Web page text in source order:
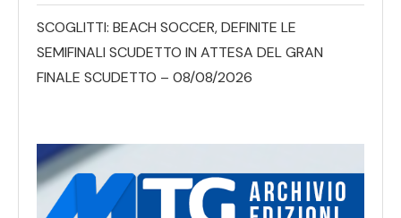
SCOGLITTI: BEACH SOCCER, DEFINITE LE
SEMIFINALI SCUDETTO IN ATTESA DEL GRAN
FINALE SCUDETTO – 08/08/2026